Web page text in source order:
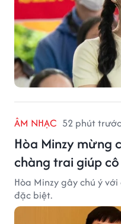
ÂM NHẠC 52 phút trước
Hòa Minzy mừng
chàng trai giúp
Hòa Minzy gây chú ý
đặc biệt.